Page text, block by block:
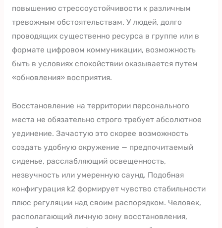
повышению стрессоустойчивости к различным
тревожным обстоятельствам. У людей, долго
проводящих существенно ресурса в группе или в
формате цифровом коммуникации, возможность
быть в условиях спокойствии оказывается путем
«обновления» восприятия.
Восстановление на территории персонального
места не обязательно строго требует абсолютное
уединение. Зачастую это скорее возможность
создать удобную окружение — предпочитаемый
сиденье, расслабляющий освещенность,
незвучность или умеренную саунд. Подобная
конфигурация k2 формирует чувство стабильности
плюс регуляции над своим распорядком. Человек,
располагающий личную зону восстановления,